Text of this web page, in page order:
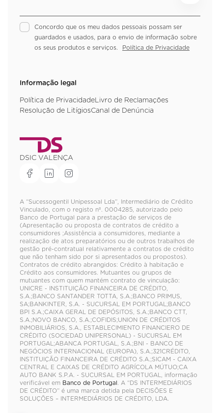
Concordo que os meu dados pessoais possam ser
guardados e usados, para o envio de informação sobre
os seus produtos e serviços.
Política de Privacidade
Informação legal
Política de Privacidade Livro de Reclamações
Resolução de LitígiosCanal de Denúncia
DSIC VALENÇA
A “Sucessogentil Unipessoal Lda”, Intermediário de Crédito
Vinculado, com o registo nº. 0004285, autorizado pelo
Banco de Portugal para a prestação de serviços de
(Apresentação ou proposta de contratos de crédito a
consumidores ;Assistência a consumidores, mediante a
realização de atos preparatórios ou de outros trabalhos de
gestão pré-contratual relativamente a contratos de crédito
que não tenham sido por si apresentados ou propostos).
Contratos de crédito abrangidos: Crédito à habitação e
Crédito aos consumidores. Mutuantes ou grupos de
mutuantes com quem mantém contrato de vinculação:
UNICRE - INSTITUIÇÃO FINANCEIRA DE CRÉDITO,
S.A.;BANCO SANTANDER TOTTA, S.A.;BANCO PRIMUS,
SA;BANKINTER, S.A. - SUCURSAL EM PORTUGAL;BANCO
BPI S.A.;CAIXA GERAL DE DEPÓSITOS, S.A.;BANCO CTT,
S.A.;NOVO BANCO, S.A.;COFIDIS;UNION DE CRÉDITOS
INMOBILIÁRIOS, S.A., ESTABLECIMIENTO FINANCIERO DE
CRÉDITO (SOCIEDAD UNIPERSONAL) - SUCURSAL EM
PORTUGAL;ABANCA PORTUGAL, S.A.;BNI - BANCO DE
NEGÓCIOS INTERNACIONAL (EUROPA), S.A.;321CRÉDITO,
INSTITUIÇÃO FINANCEIRA DE CRÉDITO S.A.;SICAM - CAIXA
CENTRAL E CAIXAS DE CRÉDITO AGRÍCOLA MÚTUO;CA
AUTO BANK S.P.A. - SUCURSAL EM PORTUGAL, informação
verificável em Banco de Portugal. A “DS INTERMEDIÁRIOS
DE CRÉDITO” é uma marca detida pela DECISÕES E
SOLUÇÕES – INTERMEDIÁRIOS DE CRÉDITO, LDA.